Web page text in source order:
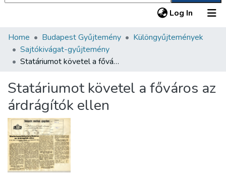
Log In (current)
Communities & Collections
All of DSpace
About us
Home Budapest Gyűjtemény
Különgyűjtemények
Sajtókivágat-gyűjtemény
Statáriumot követel a főváros az árdrágítók ellen
Statáriumot követel a főváros az
árdrágítók ellen